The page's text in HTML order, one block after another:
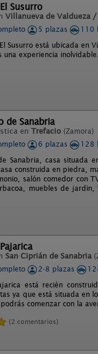
Susurro
Villanueva de Valdueza /
5 plazas 110
Susurro está ubicada en
una experiencia
de Sanabria
en Trefacio (Zamora)
6 plazas
128
Sanabria, casa situada
construida en piedra,
salón comedor con
muebles de jardin,
San Ciprián de Sanabria
2-8 plazas
está recién
ya que está situada en
comenzar con la
(2 comentarios)